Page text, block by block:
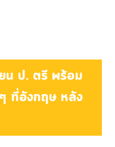
น ป. ตรี พร้อม
ที่อังกฤษ หลัง